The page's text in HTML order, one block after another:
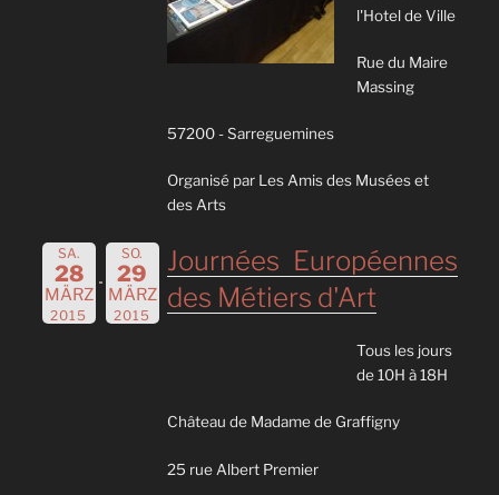
l'Hotel de Ville
Rue du Maire
Massing
57200 - Sarreguemines
Organisé par Les Amis des Musées et
des Arts
SA.
28
MÄRZ
2015
SO.
29
MÄRZ
2015
Journées Européennes
des Métiers d'Art
Tous les jours
de 10H à 18H
Château de Madame de Graffigny
25 rue Albert Premier